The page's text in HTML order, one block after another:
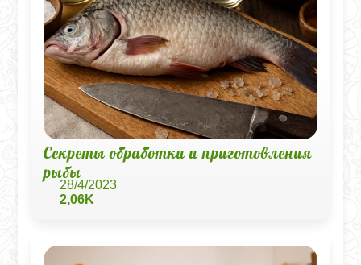
Секреты обработки и приготовления
рыбы
28/4/2023
2,06K